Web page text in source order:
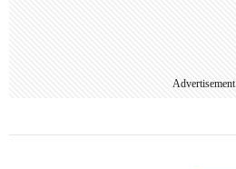
Advertisement